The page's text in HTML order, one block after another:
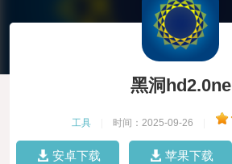
黑洞hd2.0ne
工具 时间：2025-09-26
安卓下载 苹果下载